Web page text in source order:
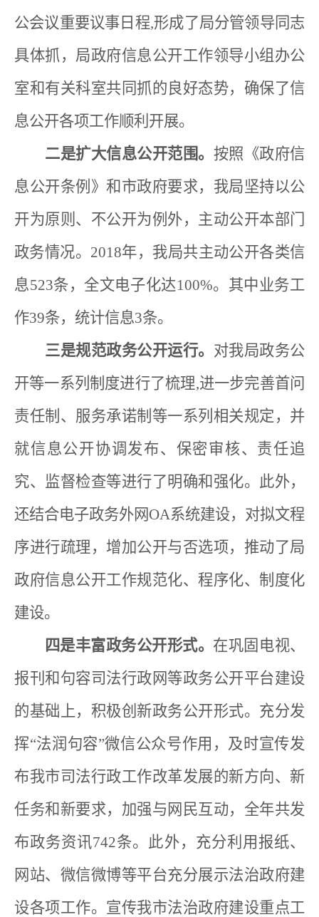
公会议重要议事日程,形成了局分管领导同志
具体抓，局政府信息公开工作领导小组办公
室和有关科室共同抓的良好态势，确保了信
息公开各项工作顺利开展。
二是扩大信息公开范围。 按照《政府信
息公开条例》和市政府要求，我局坚持以公
开为原则、不公开为例外，主动公开本部门
政务情况。 2018年，我局共主动公开各类信
息523条，全文电子化达100%。其中业务工
作39条，统计信息3条。
三是规范政务公开运行。 对我局政务公
开等一系列制度进行了梳理,进一步完善首问
责任制、服务承诺制等一系列相关规定，并
就信息公开协调发布、保密审核、责任追
究、监督检查等进行了明确和强化。此外，
还结合电子政务外网OA系统建设，对拟文程
序进行疏理，增加公开与否选项，推动了局
政府信息公开工作规范化、程序化、制度化
建设。
四是丰富政务公开形式。 在巩固电视、
报刊和句容司法行政网等政务公开平台建设
的基础上，积极创新政务公开形式。充分发
挥“法润句容”微信公众号作用，及时宣传发
布我市司法行政工作改革发展的新方向、新
任务和新要求，加强与网民互动，全年共发
布政务资讯742条。此外，充分利用报纸、
网站、微信微博等平台充分展示法治政府建
设各项工作。宣传我市法治政府建设重点工